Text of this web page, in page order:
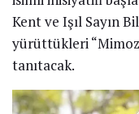
Kent ve Işıl Sayın
yürüttükleri
tanıtacak.